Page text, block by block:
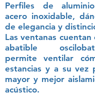
Perfiles de
acero inoxidable,
de elegancia y
Las ventanas cuentan
abatible
permite ventilar
estancias y a su vez
mayor y mejor
acústico.